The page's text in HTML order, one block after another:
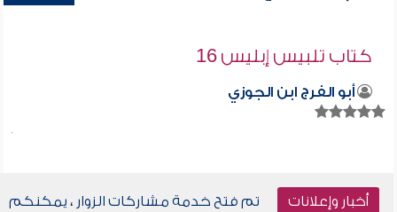
كتاب تلبيس إبليس 16
أبو الفرج ابن الجوزي
أخبار وإعلانات
تم فتح خدمة مشاركات الزوار ، يمكنكم